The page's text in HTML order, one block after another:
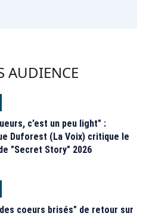
AUDIENCE
c’est un peu light" :
Duforest (La Voix) critique le
"Secret Story" 2026
coeurs brisés" de retour sur